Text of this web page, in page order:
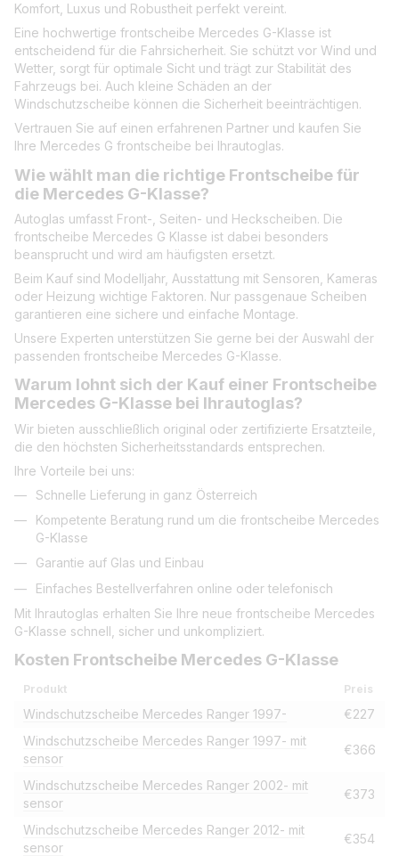
Komfort, Luxus und Robustheit perfekt vereint.
Eine hochwertige frontscheibe Mercedes G-Klasse ist
entscheidend für die Fahrsicherheit. Sie schützt vor Wind und
Wetter, sorgt für optimale Sicht und trägt zur Stabilität des
Fahrzeugs bei. Auch kleine Schäden an der
Windschutzscheibe können die Sicherheit beeinträchtigen.
Vertrauen Sie auf einen erfahrenen Partner und kaufen Sie
Ihre Mercedes G frontscheibe bei Ihrautoglas.
Wie wählt man die richtige Frontscheibe für
die Mercedes G-Klasse?
Autoglas umfasst Front-, Seiten- und Heckscheiben. Die
frontscheibe Mercedes G Klasse ist dabei besonders
beansprucht und wird am häufigsten ersetzt.
Beim Kauf sind Modelljahr, Ausstattung mit Sensoren, Kameras
oder Heizung wichtige Faktoren. Nur passgenaue Scheiben
garantieren eine sichere und einfache Montage.
Unsere Experten unterstützen Sie gerne bei der Auswahl der
passenden frontscheibe Mercedes G-Klasse.
Warum lohnt sich der Kauf einer Frontscheibe
Mercedes G-Klasse bei Ihrautoglas?
Wir bieten ausschließlich original oder zertifizierte Ersatzteile,
die den höchsten Sicherheitsstandards entsprechen.
Ihre Vorteile bei uns:
Schnelle Lieferung in ganz Österreich
Kompetente Beratung rund um die frontscheibe Mercedes
G-Klasse
Garantie auf Glas und Einbau
Einfaches Bestellverfahren online oder telefonisch
Mit Ihrautoglas erhalten Sie Ihre neue frontscheibe Mercedes
G-Klasse schnell, sicher und unkompliziert.
Kosten Frontscheibe Mercedes G-Klasse
Produkt Preis
Windschutzscheibe Mercedes Ranger 1997-
€227
Windschutzscheibe Mercedes Ranger 1997- mit
sensor
€366
Windschutzscheibe Mercedes Ranger 2002- mit
sensor
€373
Windschutzscheibe Mercedes Ranger 2012- mit
sensor
€354